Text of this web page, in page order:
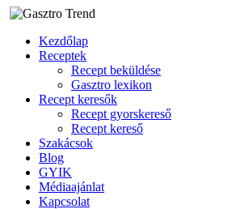
Kezdőlap
Receptek
Recept beküldése
Gasztro lexikon
Recept keresők
Recept gyorskereső
Recept kereső
Szakácsok
Blog
GYIK
Médiaajánlat
Kapcsolat